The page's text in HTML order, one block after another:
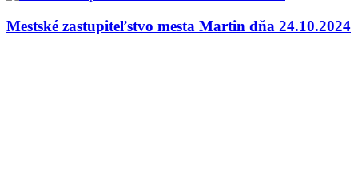
Mestské zastupiteľstvo mesta Martin dňa 24.10.2024